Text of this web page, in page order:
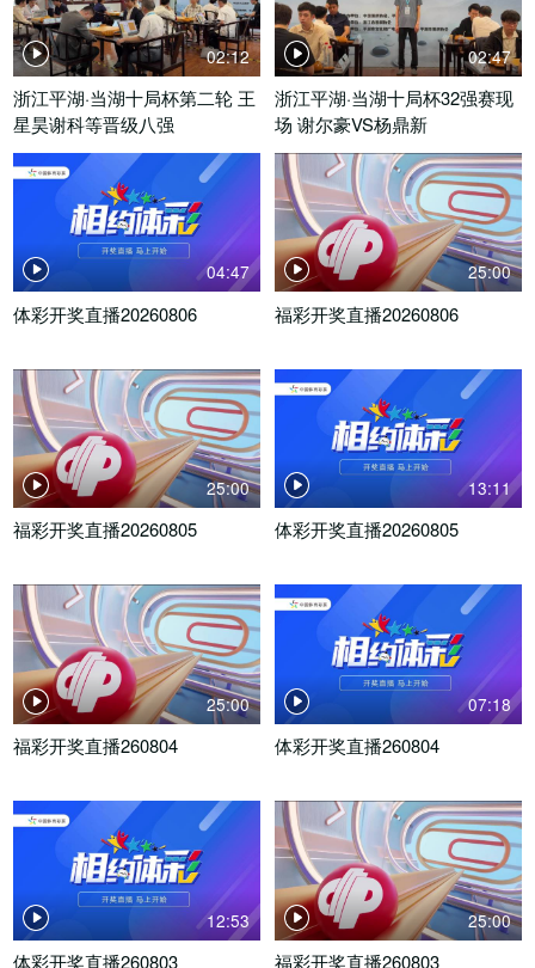
02:12
浙江平湖·当湖十局杯第二轮 王
星昊谢科等晋级八强
02:47
浙江平湖·当湖十局杯32强赛现
场 谢尔豪VS杨鼎新
04:47
体彩开奖直播20260806
25:00
福彩开奖直播20260806
25:00
福彩开奖直播20260805
13:11
体彩开奖直播20260805
25:00
福彩开奖直播260804
07:18
体彩开奖直播260804
12:53
体彩开奖直播260803
25:00
福彩开奖直播260803